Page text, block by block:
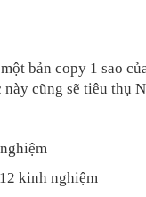
bản copy 1 sao
cũng sẽ tiêu thụ
kinh nghiệm